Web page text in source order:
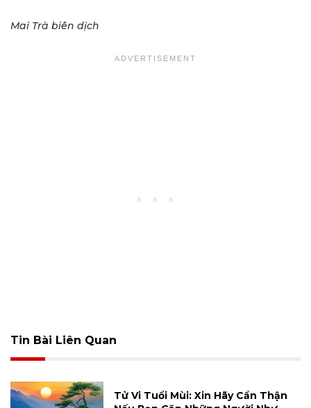
Mai Trà biên dịch
Tin Bài Liên Quan
Tử Vi Tuổi Mùi: Xin Hãy Cẩn Thận